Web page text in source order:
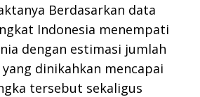
Berdasarkan data
Indonesia menempati
dengan estimasi jumlah
dinikahkan mencapai
tersebut sekaligus